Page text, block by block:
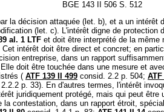
BGE 143 II 506 S. 512
la décision attaquée (let. b), et a un intérêt
(let. c). L'intérêt digne de protection
al. 1 LTF et doit être interprété de la même
intérêt doit être direct et concret; en
entreprise, dans un rapport
doit être touchée dans une mesure et
( ATF 139 II 499 consid. 2.2 p. 504;
p. 33). En d'autres termes, l'intérêt
juridiquement protégé, mais qui peut être
la contestation, dans un rapport étroit,